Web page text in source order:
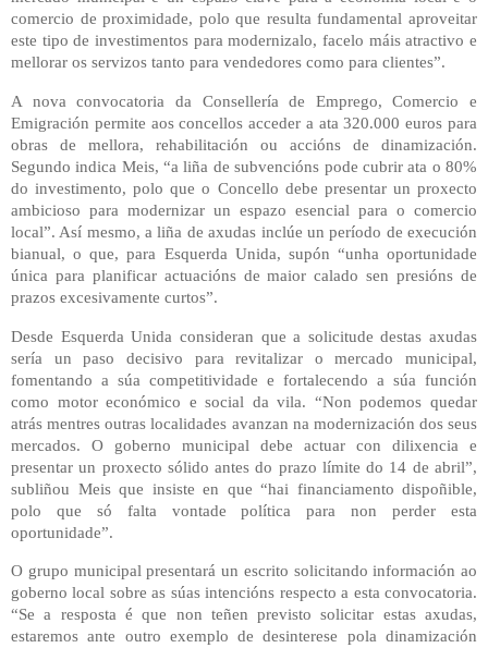
comercio de proximidade, polo que resulta fundamental aproveitar
este tipo de investimentos para modernizalo, facelo máis atractivo e
mellorar os servizos tanto para vendedores como para clientes”.
A nova convocatoria da Consellería de Emprego, Comercio e
Emigración permite aos concellos acceder a ata 320.000 euros para
obras de mellora, rehabilitación ou accións de dinamización.
Segundo indica Meis, “a liña de subvencións pode cubrir ata o 80%
do investimento, polo que o Concello debe presentar un proxecto
ambicioso para modernizar un espazo esencial para o comercio
local”. Así mesmo, a liña de axudas inclúe un período de execución
bianual, o que, para Esquerda Unida, supón “unha oportunidade
única para planificar actuacións de maior calado sen presións de
prazos excesivamente curtos”.
Desde Esquerda Unida consideran que a solicitude destas axudas
sería un paso decisivo para revitalizar o mercado municipal,
fomentando a súa competitividade e fortalecendo a súa función
como motor económico e social da vila. “Non podemos quedar
atrás mentres outras localidades avanzan na modernización dos seus
mercados. O goberno municipal debe actuar con dilixencia e
presentar un proxecto sólido antes do prazo límite do 14 de abril”,
subliñou Meis que insiste en que “hai financiamento dispoñible,
polo que só falta vontade política para non perder esta
oportunidade”.
O grupo municipal presentará un escrito solicitando información ao
goberno local sobre as súas intencións respecto a esta convocatoria.
“Se a resposta é que non teñen previsto solicitar estas axudas,
estaremos ante outro exemplo de desinterese pola dinamización